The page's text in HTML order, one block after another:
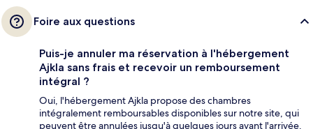
Foire aux questions
Puis-je annuler ma réservation à l'hébergement
Ajkla sans frais et recevoir un remboursement
intégral ?
Oui, l'hébergement Ajkla propose des chambres
intégralement remboursables disponibles sur notre site, qui
peuvent être annulées jusqu'à quelques jours avant l'arrivée.